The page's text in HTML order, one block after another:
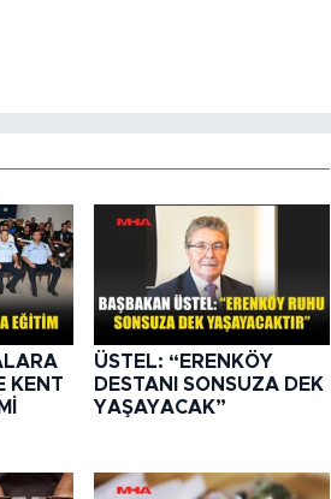
KENT
ÜSTEL: “ERENKÖY
DESTANI SONSUZA DEK
YAŞAYACAK”